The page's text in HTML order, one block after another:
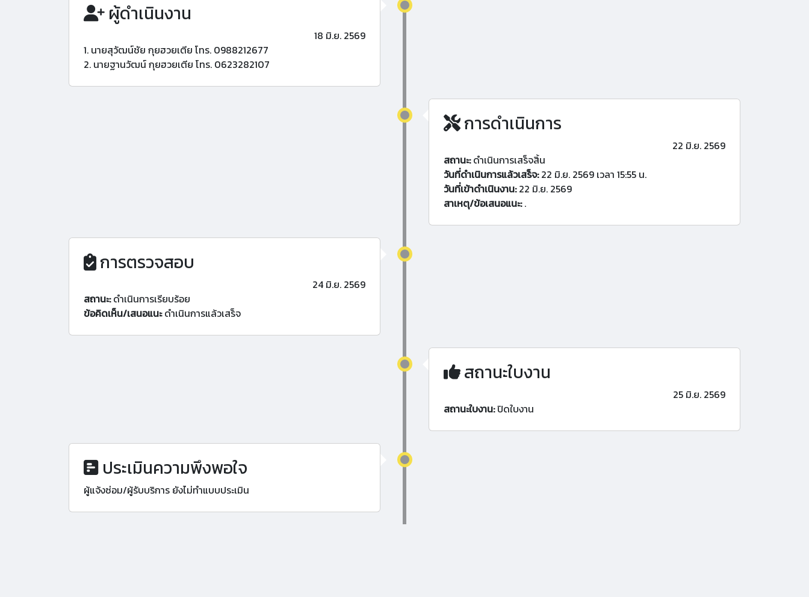
ผู้ดำเนินงาน
18 มิ.ย. 2569
1. นายสุวัฒน์ชัย กุยฮวยเตีย โทร. 0988212677
2. นายฐานวัฒน์ กุยฮวยเตีย โทร. 0623282107
การดำเนินการ
22 มิ.ย. 2569
สถานะ:ดำเนินการเสร็จสิ้น
วันที่ดำเนินการแล้วเสร็จ:22 มิ.ย. 2569 เวลา 15:55 น.
วันที่เข้าดำเนินงาน:22 มิ.ย. 2569
สาเหตุ/ข้อเสนอแนะ:.
การตรวจสอบ
24 มิ.ย. 2569
สถานะ:ดำเนินการเรียบร้อย
ข้อคิดเห็น/เสนอแนะดำเนินการแล้วเสร็จ
สถานะใบงาน
25 มิ.ย. 2569
สถานะใบงาน:ปิดใบงาน
ประเมินความพึงพอใจ
ผู้แจ้งซ่อม/ผู้รับบริการ ยังไม่ทำแบบประเมิน